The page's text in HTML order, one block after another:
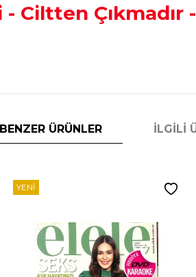
Ciltten Çıkmadır
BENZER ÜRÜNLER İLGILI
YENI